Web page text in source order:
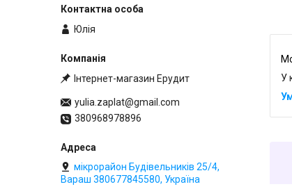
У
Юлія
Інтернет-магазин Ерудит
yulia.zaplat@gmail.com
380968978896
мікрорайон Будівельників 25/4,
Вараш 380677845580, Україна